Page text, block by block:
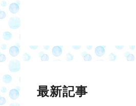
最新記事